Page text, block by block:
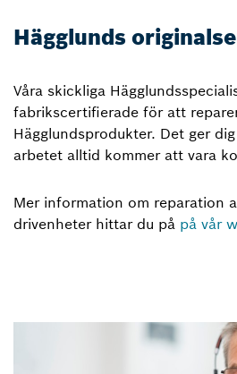
Hägglunds
Våra skickliga
fabrikscertifierade för att
Hägglundsprodukter. Det ger
arbetet alltid kommer att vara
Mer information om reparation
drivenheter hittar du på på vår